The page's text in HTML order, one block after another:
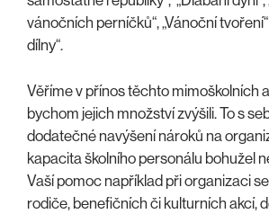
vánočních perníčků“, „Vánoční
dílny“.
Věříme v přínos těchto mimoškolních
bychom jejich množství zvýšili. To s
dodatečné navýšení nároků na
kapacita školního personálu bohužel
Vaší pomoc například při organizaci
rodiče, benefičních či kulturních akcí,